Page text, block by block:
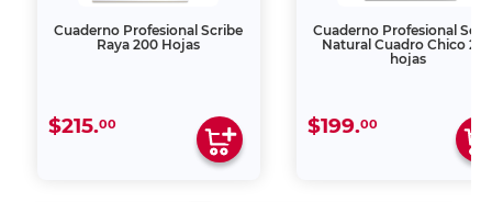
Cuaderno Profesional Scribe
Raya 200 Hojas
$215.00
Cuaderno Profesional
Natural Cuadro Chico
hojas
$199.00